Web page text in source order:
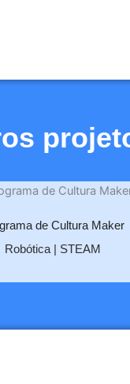
de Cultura Maker
Robótica | STEAM